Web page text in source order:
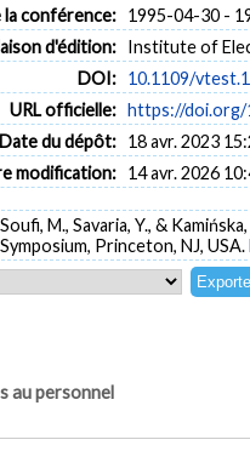
la conférence: 1995-04-30 -
d'édition: Institute of
DOI: 10.1109/
URL officielle: https://doi.org/
Date du dépôt: 18 avr. 2023
modification: 14 avr. 2026
Soufi, M., Savaria, Y., &
Symposium, Princeton, NJ, USA.
au personnel